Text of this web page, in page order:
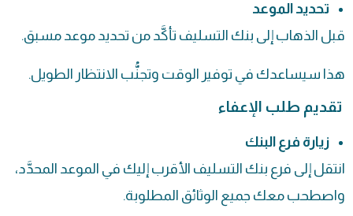
تحديد الموعد
قبل الذهاب إلى بنك التسليف تأكَّد من تحديد موعد مسبق.
هذا سيساعدك في توفير الوقت وتجنُّب الانتظار الطويل.
تقديم طلب الإعفاء
زيارة فرع البنك
انتقل إلى فرع بنك التسليف الأقرب إليك في الموعد المحدَّد،
واصطحب معك جميع الوثائق المطلوبة.